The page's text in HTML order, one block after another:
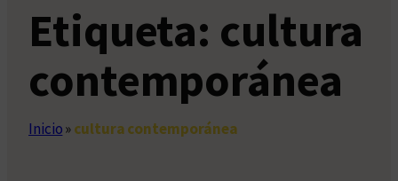
Etiqueta: cultura
contemporánea
Inicio»cultura contemporánea